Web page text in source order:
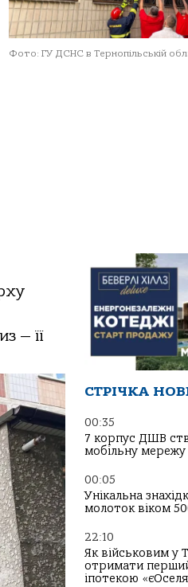
Фото: ГУ ДСНС в Тернопільській
— її
СТРІЧКА
00:35
7 корпус ДШВ
мобільну мережу
00:05
Унікальна
молоток віком
22:10
Як військовим у
отримати
іпотекою